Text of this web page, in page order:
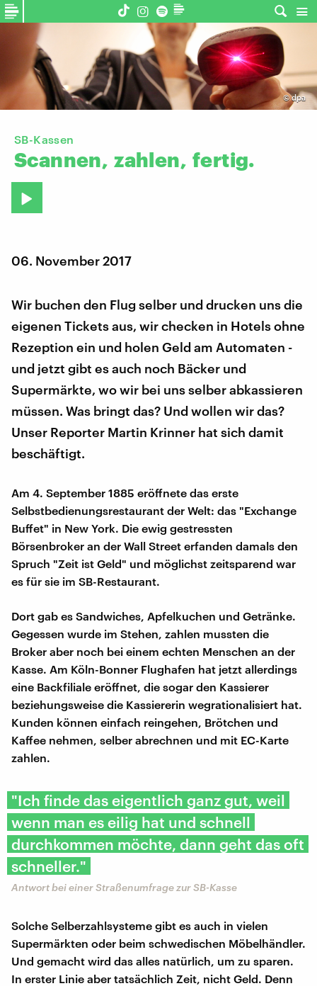
©dpa
SB-Kassen
Scannen, zahlen, fertig.
06. November 2017
Wir buchen den Flug selber und drucken uns die
eigenen Tickets aus, wir checken in Hotels ohne
Rezeption ein und holen Geld am Automaten -
und jetzt gibt es auch noch Bäcker und
Supermärkte, wo wir bei uns selber abkassieren
müssen. Was bringt das? Und wollen wir das?
Unser Reporter Martin Krinner hat sich damit
beschäftigt.
Am 4. September 1885 eröffnete das erste
Selbstbedienungsrestaurant der Welt: das "Exchange
Buffet" in New York. Die ewig gestressten
Börsenbroker an der Wall Street erfanden damals den
Spruch "Zeit ist Geld" und möglichst zeitsparend war
es für sie im SB-Restaurant.
Dort gab es Sandwiches, Apfelkuchen und Getränke.
Gegessen wurde im Stehen, zahlen mussten die
Broker aber noch bei einem echten Menschen an der
Kasse. Am Köln-Bonner Flughafen hat jetzt allerdings
eine Backfiliale eröffnet, die sogar den Kassierer
beziehungsweise die Kassiererin wegrationalisiert hat.
Kunden können einfach reingehen, Brötchen und
Kaffee nehmen, selber abrechnen und mit EC-Karte
zahlen.
"Ich finde das eigentlich ganz gut, weil
wenn man es eilig hat und schnell
durchkommen möchte, dann geht das oft
schneller."
Antwort bei einer Straßenumfrage zur SB-Kasse
Solche Selberzahlsysteme gibt es auch in vielen
Supermärkten oder beim schwedischen Möbelhändler.
Und gemacht wird das alles natürlich, um zu sparen.
In erster Linie aber tatsächlich Zeit, nicht Geld. Denn